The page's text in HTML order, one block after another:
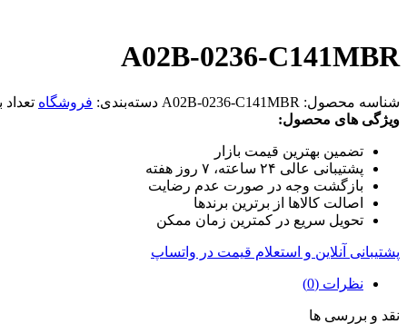
A02B-0236-C141MBR
شناسه محصول: A02B-0236-C141MBR دسته‌بندی: فروشگاه تعداد
ویژگی های محصول:
تضمین بهترین قیمت بازار
پشتیبانی عالی ۲۴ ساعته، ۷ روز هفته
بازگشت وجه در صورت عدم رضایت
اصالت کالاها از برترین برندها
تحویل سریع در کمترین زمان ممکن
پشتیبانی آنلاین و استعلام قیمت در واتساپ
نظرات (0)
نقد و بررسی ها